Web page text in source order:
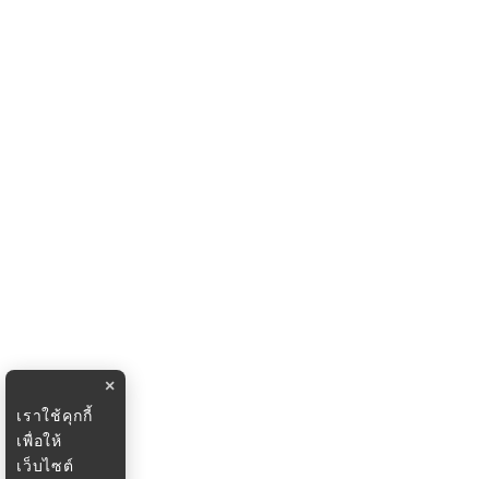
×
เราใช้คุกกี้
เพื่อให้
เว็บไซต์